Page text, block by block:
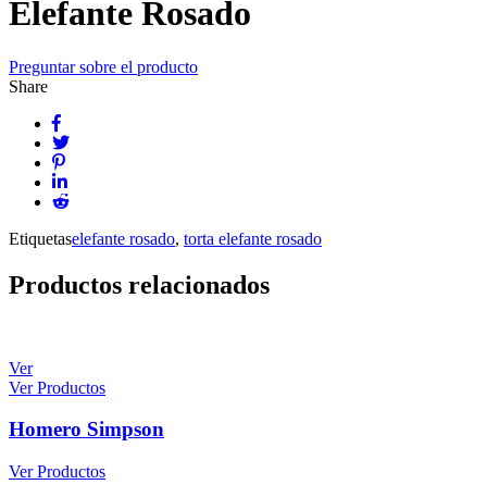
Elefante Rosado
Preguntar sobre el producto
Share
Etiquetaselefante rosado, torta elefante rosado
Productos relacionados
Ver
Ver Productos
Homero Simpson
Ver Productos